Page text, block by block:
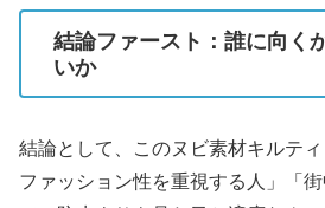
結論ファースト：誰に向く
いか
結論として、このヌビ素材キルテ
ファッション性を重視する人」「